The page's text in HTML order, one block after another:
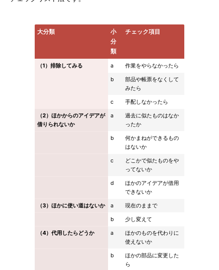
大分類
小
分
類
チェック項目
（1）排除してみる a
作業をやらなかったら
b
部品や帳票をなくして
みたら
c
手配しなかったら
（2）ほかからのアイデアが
借りられないか
a
過去に似たものはなか
ったか
b
何かまねができるもの
はないか
c
どこかで似たものをや
ってないか
d
ほかのアイデアが借用
できないか
（3）ほかに使い道はないか
a
現在のままで
b
少し変えて
（4）代用したらどうか
a
ほかのものを代わりに
使えないか
b
ほかの部品に変更した
ら